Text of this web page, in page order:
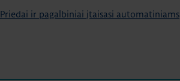
Priedai ir pagalbiniai įtaisasi automatiniams